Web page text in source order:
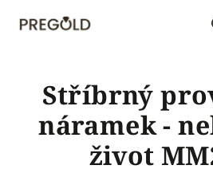
Stříbrný
náramek -
život